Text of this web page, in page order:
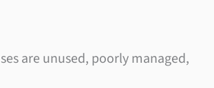
are unused, poorly managed,